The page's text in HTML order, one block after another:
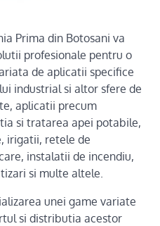
Prima din Botosani va
profesionale pentru o
de aplicatii specifice
industrial si altor sfere de
aplicatii precum
si tratarea apei potabile,
irigatii, retele de
instalatii de incendiu,
si multe altele.
unei game variate
si distributia acestor